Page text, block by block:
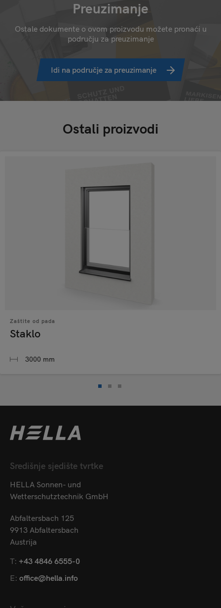
Preuzimanje
Ostale dokumente o ovom proizvodu možete pronaći u
području za preuzimanje
Idi na područje za preuzimanje
Ostali proizvodi
Zaštite od pada
Staklo
3000 mm
Središnje sjedište tvrtke
HELLA Sonnen- und
Wetterschutztechnik GmbH
Abfaltersbach 125
9913 Abfaltersbach
Austrija
T: +43 4846 6555-0
E: office@hella.info